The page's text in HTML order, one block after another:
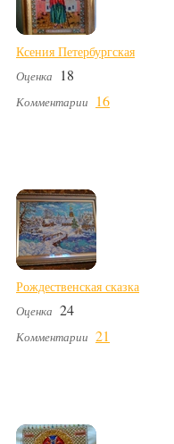
Ксения Петербургская
Оценка 18
Комментарии 16
Рождественская сказка
Оценка 24
Комментарии 21